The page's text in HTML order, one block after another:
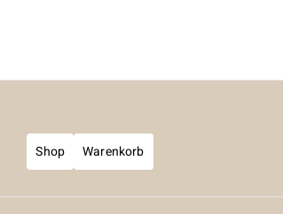
Shop Warenkorb